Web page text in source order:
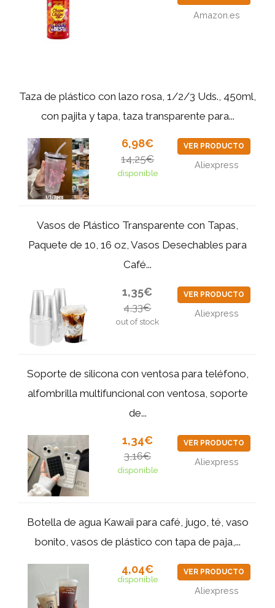
Amazon.es
Taza de plástico con lazo rosa, 1/2/3 Uds., 450ml,
con pajita y tapa, taza transparente para...
6,98€
14,25€
disponible
VER PRODUCTO
Aliexpress
Vasos de Plástico Transparente con Tapas,
Paquete de 10, 16 oz, Vasos Desechables para
Café...
1,35€
4,33€
out of stock
VER PRODUCTO
Aliexpress
Soporte de silicona con ventosa para teléfono,
alfombrilla multifuncional con ventosa, soporte
de...
1,34€
3,16€
disponible
VER PRODUCTO
Aliexpress
Botella de agua Kawaii para café, jugo, té, vaso
bonito, vasos de plástico con tapa de paja,...
4,04€
disponible
VER PRODUCTO
Aliexpress